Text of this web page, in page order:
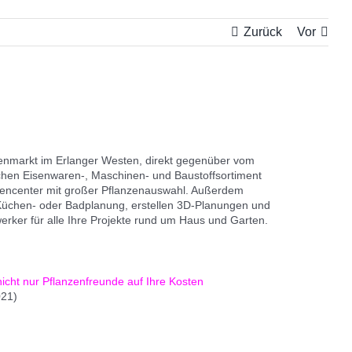
Zurück Vor
im Erlanger Westen, direkt gegenüber vom
Eisenwaren-, Maschinen- und Baustoffsortiment
mit großer Pflanzenauswahl. Außerdem
oder Badplanung, erstellen 3D-Planungen und
für alle Ihre Projekte rund um Haus und Garten.
nur Pflanzenfreunde auf Ihre Kosten